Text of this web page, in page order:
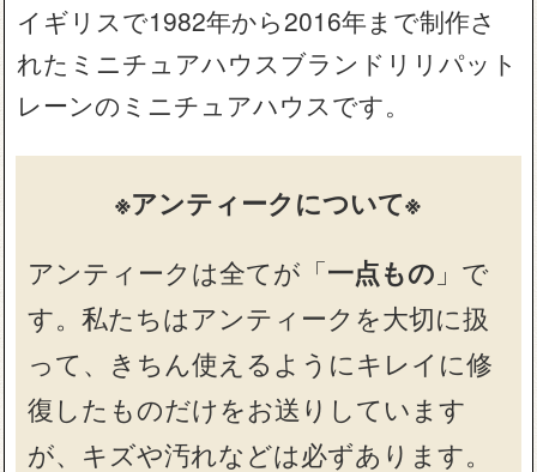
イギリスで1982年から2016年まで制作さ
れたミニチュアハウスブランドリリパット
レーンのミニチュアハウスです。
※アンティークについて※
アンティークは全てが「一点もの 」で
す。私たちはアンティークを大切に扱
って、きちん使えるようにキレイに修
復したものだけをお送りしています
が、キズや汚れなどは必ずあります。